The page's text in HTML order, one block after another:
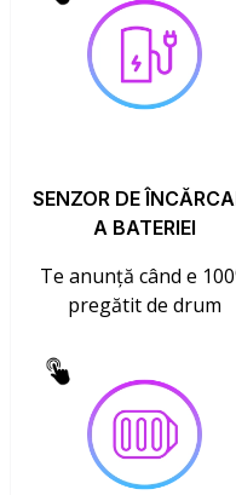
SENZOR DE
A BATERIEI
Te anunță când e
pregătit de drum